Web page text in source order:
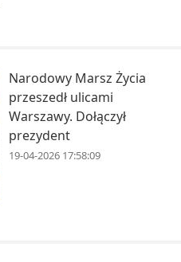
Narodowy Marsz Życia
przeszedł ulicami
Warszawy. Dołączył
prezydent
19-04-2026 17:58:09